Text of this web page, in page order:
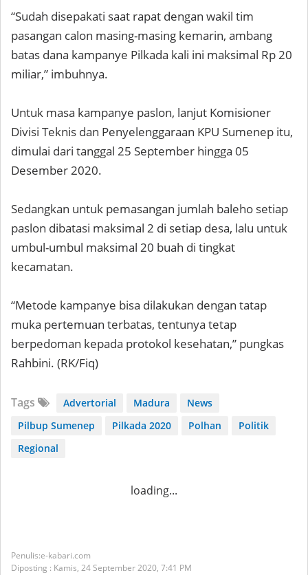
“Sudah disepakati saat rapat dengan wakil tim
pasangan calon masing-masing kemarin, ambang
batas dana kampanye Pilkada kali ini maksimal Rp 20
miliar,” imbuhnya.
Untuk masa kampanye paslon, lanjut Komisioner
Divisi Teknis dan Penyelenggaraan KPU Sumenep itu,
dimulai dari tanggal 25 September hingga 05
Desember 2020.
Sedangkan untuk pemasangan jumlah baleho setiap
paslon dibatasi maksimal 2 di setiap desa, lalu untuk
umbul-umbul maksimal 20 buah di tingkat
kecamatan.
“Metode kampanye bisa dilakukan dengan tatap
muka pertemuan terbatas, tentunya tetap
berpedoman kepada protokol kesehatan,” pungkas
Rahbini. (RK/Fiq)
Tags Advertorial Madura
News
Pilbup Sumenep
Pilkada 2020 Polhan
Politik
Regional
loading...
e-kabari.com
Diposting : Kamis, 24 September 2020, 7:41 PM